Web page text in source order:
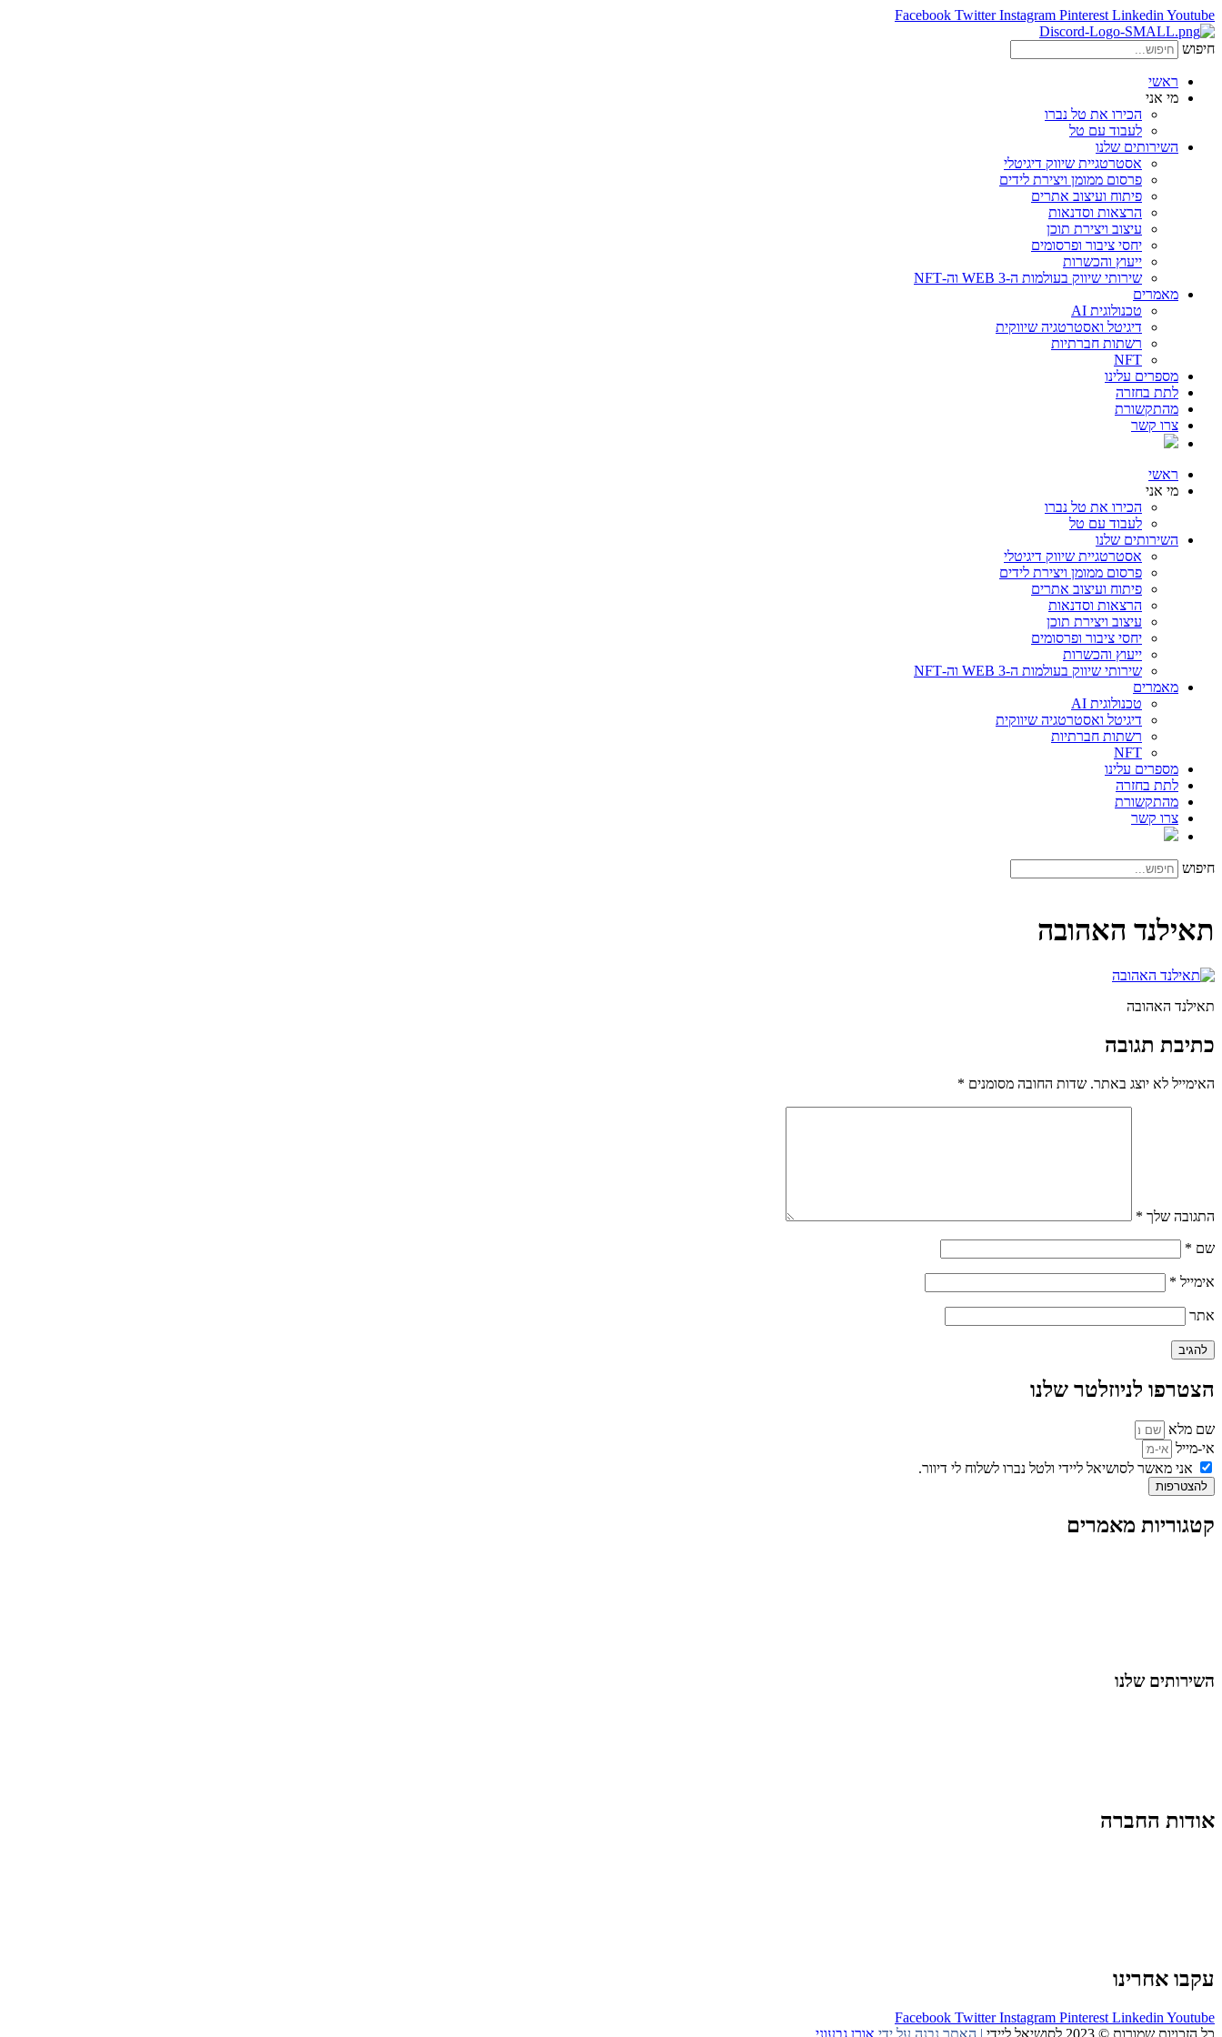
Facebook Twitter Instagram Pinterest Linkedin Youtube
חיפוש
ראשי
מי אני
הכירו את טל נברו
לעבוד עם טל
השירותים שלנו
אסטרטגיית שיווק דיגיטלי
פרסום ממומן ויצירת לידים
פיתוח ועיצוב אתרים
הרצאות וסדנאות
עיצוב ויצירת תוכן
יחסי ציבור ופרסומים
ייעוץ והכשרות
שירותי שיווק בעולמות ה-WEB 3 וה-NFT
מאמרים
טכנולוגית AI
דיגיטל ואסטרטגיה שיווקית
רשתות חברתיות
NFT
מספרים עלינו
לתת בחזרה
מהתקשורת
צרו קשר
ראשי
מי אני
הכירו את טל נברו
לעבוד עם טל
השירותים שלנו
אסטרטגיית שיווק דיגיטלי
פרסום ממומן ויצירת לידים
פיתוח ועיצוב אתרים
הרצאות וסדנאות
עיצוב ויצירת תוכן
יחסי ציבור ופרסומים
ייעוץ והכשרות
שירותי שיווק בעולמות ה-WEB 3 וה-NFT
מאמרים
טכנולוגית AI
דיגיטל ואסטרטגיה שיווקית
רשתות חברתיות
NFT
מספרים עלינו
לתת בחזרה
מהתקשורת
צרו קשר
חיפוש
תאילנד האהובה
תאילנד האהובה
כתיבת תגובה
האימייל לא יוצג באתר. שדות החובה מסומנים *
התגובה שלך *
שם *
אימייל *
אתר
הצטרפו לניוזלטר שלנו
שם מלא
אי-מייל
אני מאשר לסושיאל ליידי ולטל נברו לשלוח לי דיוור.
להצטרפות
קטגוריות מאמרים
השירותים שלנו
אודות החברה
עקבו אחרינו
Facebook Twitter Instagram Pinterest Linkedin Youtube